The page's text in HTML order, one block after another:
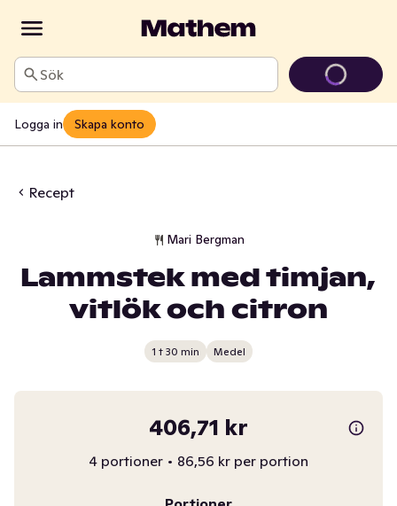
Sök
Logga in Skapa konto
Recept
Mari Bergman
Lammstek med timjan,
vitlök och citron
1 t 30 min Medel
406,71 kr
4 portioner • 86,56 kr per portion